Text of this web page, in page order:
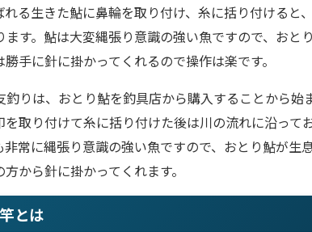
る生きた鮎に鼻輪を取り付け、糸に括り付けると
す。鮎は大変縄張り意識の強い魚ですので、おと
手に針に掛かってくれるので操作は楽です。
りは、おとり鮎を釣具店から購入することから始
取り付けて糸に括り付けた後は川の流れに沿って
常に縄張り意識の強い魚ですので、おとり鮎が生
から針に掛かってくれます。
とは